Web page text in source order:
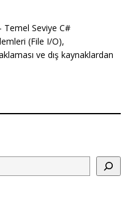
Temel Seviye C#
(File I/O),
ve dış kaynaklardan